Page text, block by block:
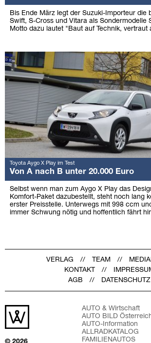
Bis Ende März legt der Suzuki-Importeur die
Swift, S-Cross und Vitara als Sondermodelle
Motto dazu lautet "Baut auf Technik, vertraut
Toyota Aygo X Play im Test
Von A nach B unter 20.000 Euro
Selbst wenn man zum Aygo X Play das
Komfort-Paket dazubestellt, steht noch lang
erster Preisstelle. Unterwegs mit 998 ccm
immer Schwung nötig und hoffentlich fährt
VERLAG TEAM
KONTAKT
AGB
DATENSCHUTZ
© 2026
AUTO & Wirtschaft
AUTO BILD
AUTO-Information
ALLRADKATALOG
FAMILIENAUTOS